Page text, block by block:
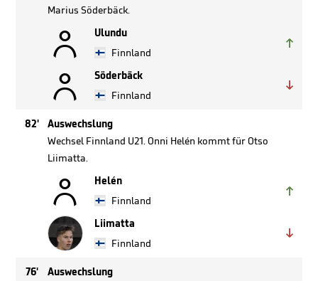
Marius Söderbäck.

Ulundu
Finnland


Söderbäck
Finnland

82'
Auswechslung
Wechsel Finnland U21. Onni Helén kommt für Otso
Liimatta.

Helén
Finnland

Liimatta
Finnland

76'
Auswechslung